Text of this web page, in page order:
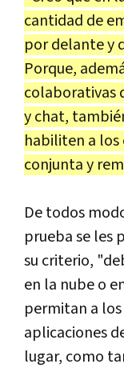
cantidad de
por delante y
Porque,
colaborativas
y chat,
habiliten a los
conjunta y
De todos
prueba se les
su criterio,
en la nube o
permitan a
aplicaciones
lugar, como